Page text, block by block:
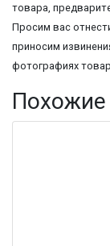
товара,
Просим вас
приносим
фотографиях